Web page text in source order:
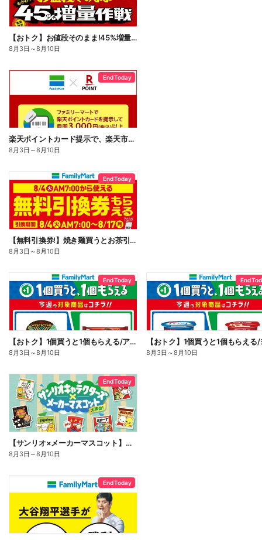
【おトク】お値段そのまま!45%増量作戦!
8月3日 ～8月10日
End Today
楽天ポイントカード提示で、楽天市場でのお買い物がおトクに!
8月3日 ～8月10日
End Today
【無料引換券!】焼き麺買うとお茶引換券貰える!
8月3日 ～8月10日
End Today
【おトク】1個買うと1個もらえる/アイス
8月3日 ～8月10日
End
8月3日 ～8月10日
End Today
【サンリオ×メーカーマスコット】オリジナルグッズ貰える!
8月3日 ～8月10日
End Today